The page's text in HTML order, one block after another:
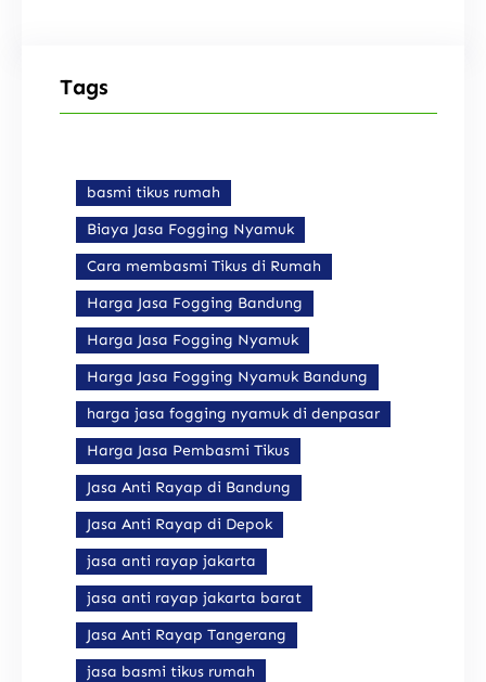
Tags
basmi tikus rumah
Biaya Jasa Fogging Nyamuk
Cara membasmi Tikus di Rumah
Harga Jasa Fogging Bandung
Harga Jasa Fogging Nyamuk
Harga Jasa Fogging Nyamuk Bandung
harga jasa fogging nyamuk di denpasar
Harga Jasa Pembasmi Tikus
Jasa Anti Rayap di Bandung
Jasa Anti Rayap di Depok
jasa anti rayap jakarta
jasa anti rayap jakarta barat
Jasa Anti Rayap Tangerang
jasa basmi tikus rumah